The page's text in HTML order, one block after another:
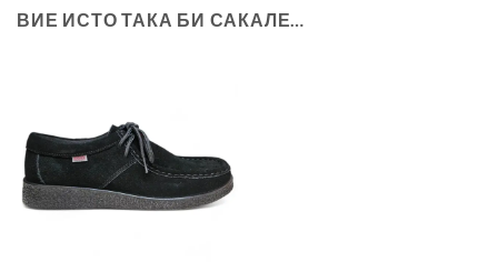
ВИЕ ИСТО ТАКА БИ САКАЛЕ…